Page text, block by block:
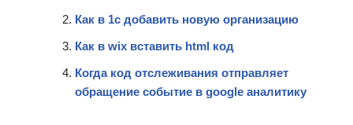
Как в 1с добавить новую организацию
Как в wix вставить html код
Когда код отслеживания отправляет
обращение событие в google аналитику